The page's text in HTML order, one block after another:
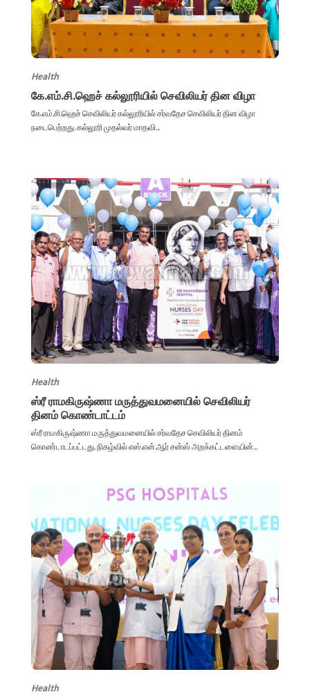
Health
கே.எம்.சி.ஹெச் கல்லூரியில் செவிலியர் தின விழா
கே.எம்.சி.ஹெச் செவிலியர் கல்லூரியில் சர்வதேச செவிலியர் தின விழா
நடைபெற்றது. கல்லூரி முதல்வர் மாதவி...
Health
ஸ்ரீ ராமகிருஷ்ணா மருத்துவமனையில் செவிலியர்
தினம் கொண்டாட்டம்
ஸ்ரீ ராமகிருஷ்ணா மருத்துவமனையில் சர்வதேச செவிலியர் தினம்
கொண்டாடப்பட்டது. நிகழ்வில் எஸ்.என்.ஆர் சன்ஸ் அறக்கட்டளையின்...
Health